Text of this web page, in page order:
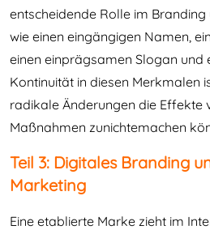
entscheidende Rolle im
wie einen eingängigen Namen,
einen einprägsamen Slogan und
Kontinuität in diesen Merkmalen
radikale Änderungen die Effekte
Maßnahmen zunichtemachen
Teil 3: Digitales Branding
Marketing
Eine etablierte Marke zieht im